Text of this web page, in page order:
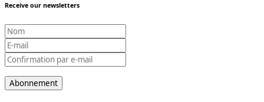
Receive our newsletters